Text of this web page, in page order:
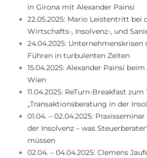
in Girona mit Alexander Painsi
22.05.2025: Mario Leistentritt bei
Wirtschafts-, Insolvenz-, und
24.04.2025: Unternehmenskrisen
Führen in turbulenten Zeiten
15.04.2025: Alexander Painsi
Wien
11.04.2025: ReTurn-Breakfast zum
„Transaktionsberatung in der
01.04. – 02.04.2025:
der Insolvenz – was
müssen
02.04. – 04.04.2025: Clemens